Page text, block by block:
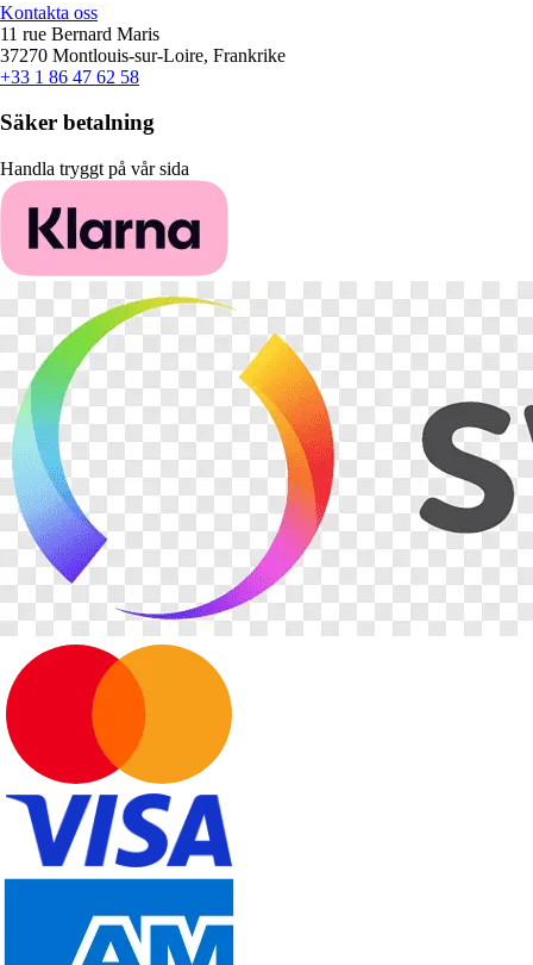
Kontakta oss
11 rue Bernard Maris
37270 Montlouis-sur-Loire, Frankrike
+33 1 86 47 62 58
Säker betalning
Handla tryggt på vår sida